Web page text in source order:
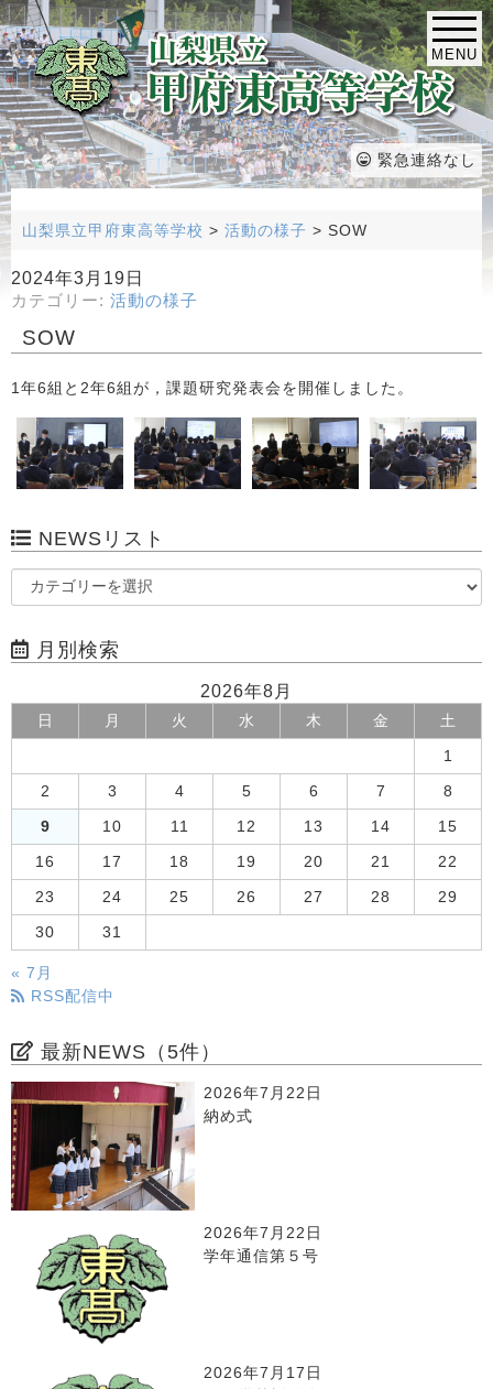
MENU
緊急連絡なし
山梨県立甲府東高等学校 > 活動の様子 > SOW
2024年3月19日
カテゴリー: 活動の様子
SOW
1年6組と2年6組が，課題研究発表会を開催しました。
NEWSリスト
月別検索
2026年8月
日 月 火 水 木 金 土
1
2 3 4 5 6 7 8
9 10 11 12 13 14 15
16 17 18 19 20 21 22
23 24 25 26 27 28 29
30 31
« 7月
RSS配信中
最新NEWS（5件）
2026年7月22日
納め式
2026年7月22日
学年通信第５号
2026年7月17日